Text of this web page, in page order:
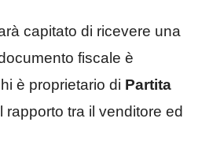
capitato di ricevere una
fiscale è
è proprietario di Partita
rapporto tra il venditore ed